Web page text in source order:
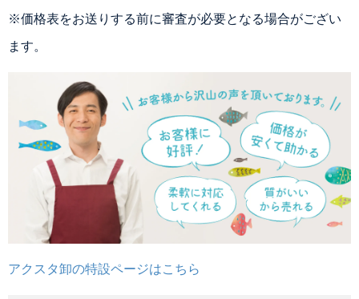
※価格表をお送りする前に審査が必要となる場合がござい
ます。
アクスタ卸の特設ページはこちら